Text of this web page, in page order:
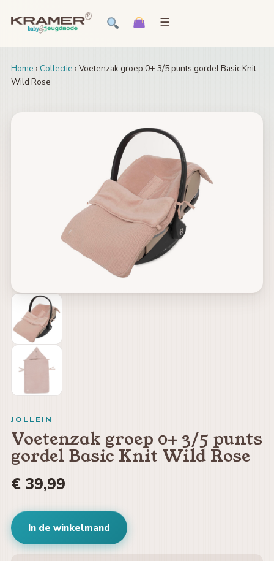
☰
Home › Collectie › Voetenzak groep 0+ 3/5 punts gordel Basic Knit
Wild Rose
JOLLEIN
Voetenzak groep 0+ 3/5 punts
gordel Basic Knit Wild Rose
€ 39,99
In de winkelmand